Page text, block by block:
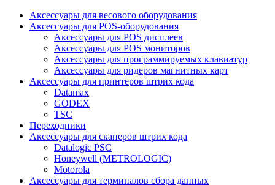
Аксессуары для весового оборудования
Аксессуары для POS-оборудования
Аксессуары для POS дисплеев
Аксессуары для POS мониторов
Аксессуары для программируемых клавиатур
Аксессуары для ридеров магнитных карт
Аксессуары для принтеров штрих кода
Datamax
GODEX
TSC
Переходники
Аксессуары для сканеров штрих кода
Datalogic PSC
Honeywell (METROLOGIC)
Motorola
Аксессуары для терминалов сбора данных